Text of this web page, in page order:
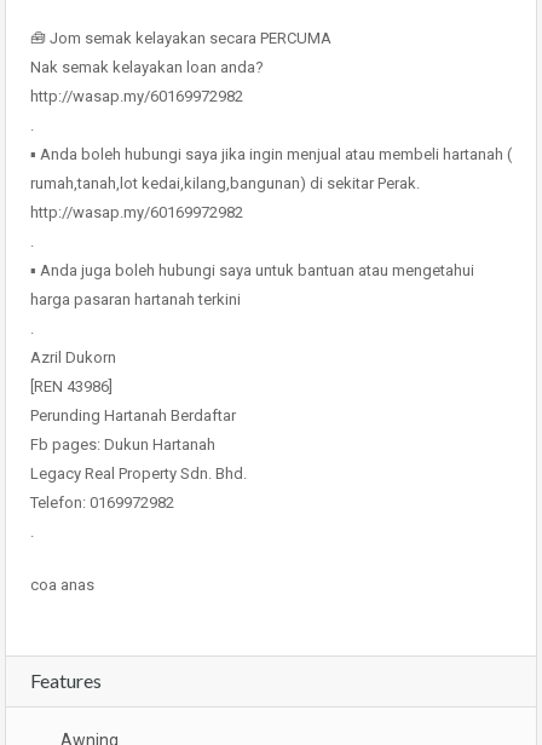
🧰 Jom semak kelayakan secara PERCUMA
Nak semak kelayakan loan anda?
http://wasap.my/60169972982
.
▪ Anda boleh hubungi saya jika ingin menjual atau membeli hartanah (
rumah,tanah,lot kedai,kilang,bangunan) di sekitar Perak.
http://wasap.my/60169972982
.
▪ Anda juga boleh hubungi saya untuk bantuan atau mengetahui
harga pasaran hartanah terkini
.
Azril Dukorn
[REN 43986]
Perunding Hartanah Berdaftar
Fb pages: Dukun Hartanah
Legacy Real Property Sdn. Bhd.
Telefon: 0169972982
.
coa anas
Features
Awning